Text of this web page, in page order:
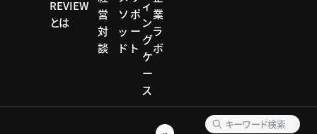
REVIEW
とは
営
対
談
ソ
ッ
ド
ポ
ー
ト
ィ
ン
グ
ケ
ー
ス
業
ラ
ボ
コンサルティ
ング メソッド
コンサ